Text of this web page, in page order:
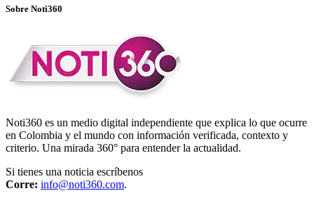
Sobre Noti360
Noti360 es un medio digital independiente que explica lo que ocurre
en Colombia y el mundo con información verificada, contexto y
criterio. Una mirada 360° para entender la actualidad.
Si tienes una noticia escríbenos
Corre: info@noti360.com.